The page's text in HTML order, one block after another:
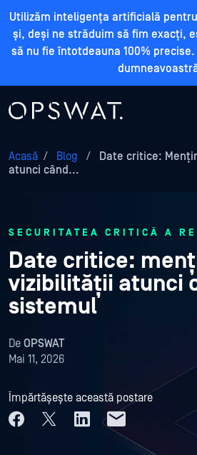
Utilizăm inteligența artificială
și, deși ne străduim să fim exacți,
să nu fie întotdeauna 100%
Acasă / Blog /
Date critice:
atunci când...
SECURITATEA CRITICĂ A
Date critice:
vizibilității atunci
sistemul
De OPSWAT
Mai 11, 2026
Împărtășește această postare